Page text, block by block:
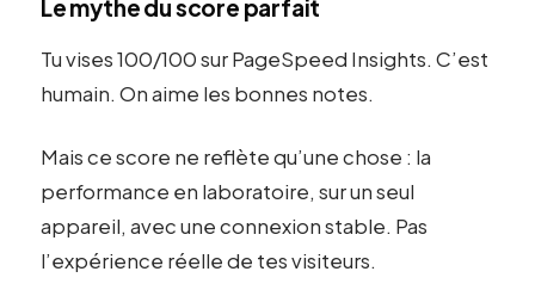
Le mythe du score parfait
Tu vises 100/100 sur PageSpeed Insights. C’est
humain. On aime les bonnes notes.
Mais ce score ne reflète qu’une chose : la
performance en laboratoire, sur un seul
appareil, avec une connexion stable. Pas
l’expérience réelle de tes visiteurs.